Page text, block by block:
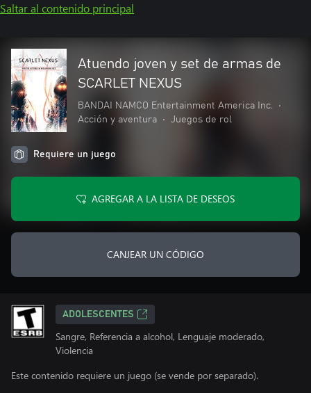
Saltar al contenido principal
Atuendo joven y set de armas de
SCARLET NEXUS
BANDAI NAMCO Entertainment America Inc.
•
Acción y aventura
• Juegos de rol
Requiere un juego
AGREGAR A LA LISTA DE DESEOS
CANJEAR UN CÓDIGO
ADOLESCENTES
Sangre, Referencia a alcohol, Lenguaje moderado,
Violencia
Este contenido requiere un juego (se vende por separado).